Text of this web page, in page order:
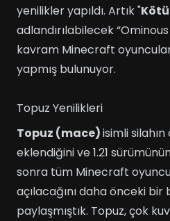
yenilikler yapıldı. Artık "
adlandırılabilecek
kavram Minecraft
yapmış bulunuyor.
Topuz Yenilikleri
Topuz (mace)isimli
eklendiğini ve 1.21
sonra tüm Minecraft
açılacağını daha önceki
paylaşmıştık. Topuz, çok